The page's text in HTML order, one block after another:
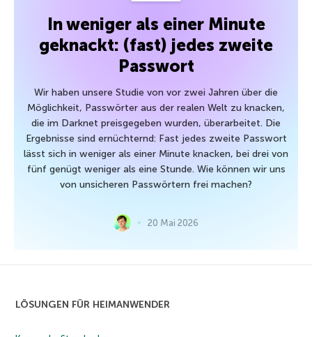
In weniger als einer Minute
geknackt: (fast) jedes zweite
Passwort
Wir haben unsere Studie von vor zwei Jahren über die
Möglichkeit, Passwörter aus der realen Welt zu knacken,
die im Darknet preisgegeben wurden, überarbeitet. Die
Ergebnisse sind ernüchternd: Fast jedes zweite Passwort
lässt sich in weniger als einer Minute knacken, bei drei von
fünf genügt weniger als eine Stunde. Wie können wir uns
von unsicheren Passwörtern frei machen?
20 Mai 2026
LÖSUNGEN FÜR HEIMANWENDER